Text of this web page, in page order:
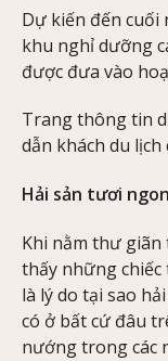
Dự kiến đến cuối
khu nghỉ dưỡng
được đưa vào
Trang thông tin
dẫn khách du lịch
Hải sản tươi ngon
Khi nằm thư giãn
thấy những chiếc
là lý do tại sao
có ở bất cứ đâu
nướng trong các